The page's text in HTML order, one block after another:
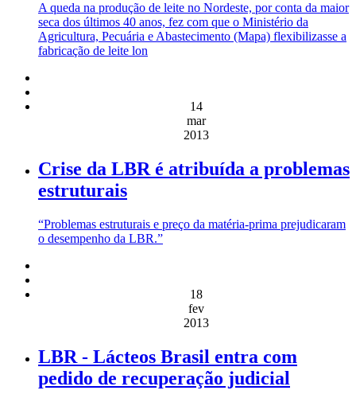
A queda na produção de leite no Nordeste, por conta da maior
seca dos últimos 40 anos, fez com que o Ministério da
Agricultura, Pecuária e Abastecimento (Mapa) flexibilizasse a
fabricação de leite lon
14
mar
2013
Crise da LBR é atribuída a problemas
estruturais
“Problemas estruturais e preço da matéria-prima prejudicaram
o desempenho da LBR.”
18
fev
2013
LBR - Lácteos Brasil entra com
pedido de recuperação judicial